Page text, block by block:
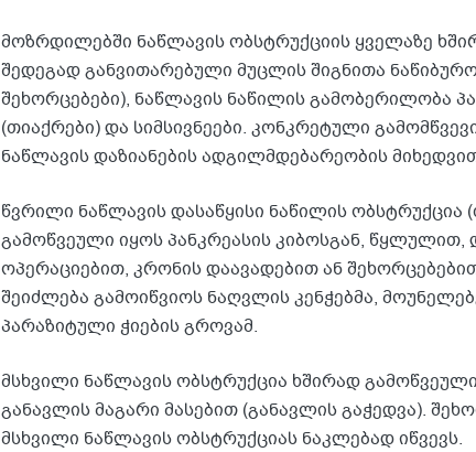
მოზრდილებში ნაწლავის ობსტრუქციის ყველაზე
შედეგად განვითარებული მუცლის შიგნითა
შეხორცებები), ნაწლავის ნაწილის გამობერილობა
(თიაქრები) და სიმსივნეები. კონკრეტული
ნაწლავის დაზიანების ადგილმდებარეობის
წვრილი ნაწლავის დასაწყისი ნაწილის
გამოწვეული იყოს პანკრეასის კიბოსგან, წყლულით,
ოპერაციებით, კრონის დაავადებით ან
შეიძლება გამოიწვიოს ნაღვლის კენჭებმა,
პარაზიტული ჭიების გროვამ.
მსხვილი ნაწლავის ობსტრუქცია ხშირად
განავლის მაგარი მასებით (განავლის გაჭედვა).
მსხვილი ნაწლავის ობსტრუქციას ნაკლებად იწვევს.